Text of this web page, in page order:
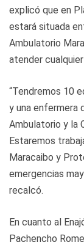
explicó que en
estará situada
Ambulatorio
atender
“Tendremos 10
y una enfermera
Ambulatorio y la
Estaremos
Maracaibo y
emergencias
recalcó.
En cuanto al
Pachencho